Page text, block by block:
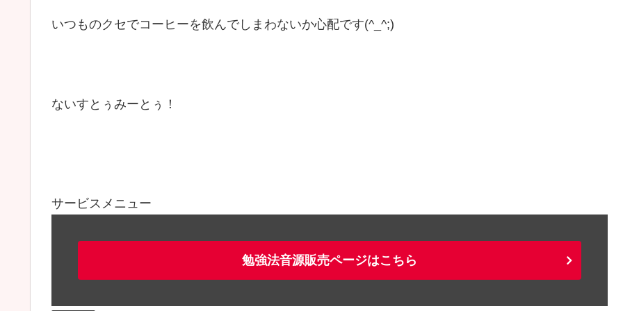
いつものクセでコーヒーを飲んでしまわないか心配です(^_^;)
ないすとぅみーとぅ！
サービスメニュー
勉強法音源販売ページはこちら